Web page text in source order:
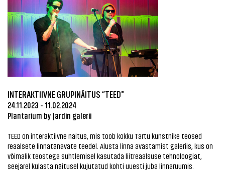
INTERAKTIIVNE GRUPINÄITUS “TEED"
24.11.2023 - 11.02.2024
Plantarium by Jardin galerii
TEED on interaktiivne näitus, mis toob kokku Tartu kunstnike teosed
reaalsete linnatänavate teedel. Alusta linna avastamist galeriis, kus on
võimalik teostega suhtlemisel kasutada liitreaalsuse tehnoloogiat,
seejärel külasta näitusel kujutatud kohti uuesti juba linnaruumis.